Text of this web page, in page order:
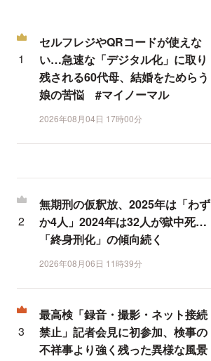
セルフレジやQRコードが使えな
い…急速な「デジタル化」に取り
残される60代母、結婚をためらう
娘の苦悩 #マイノーマル
2026年08月04日 17時00分
無期刑の仮釈放、2025年は「わず
か4人」2024年は32人が獄中死…
「終身刑化」の傾向続く
2026年08月06日 11時39分
最高検「録音・撮影・ネット接続
禁止」記者会見に初参加、検事の
不祥事より強く残った異様な風景